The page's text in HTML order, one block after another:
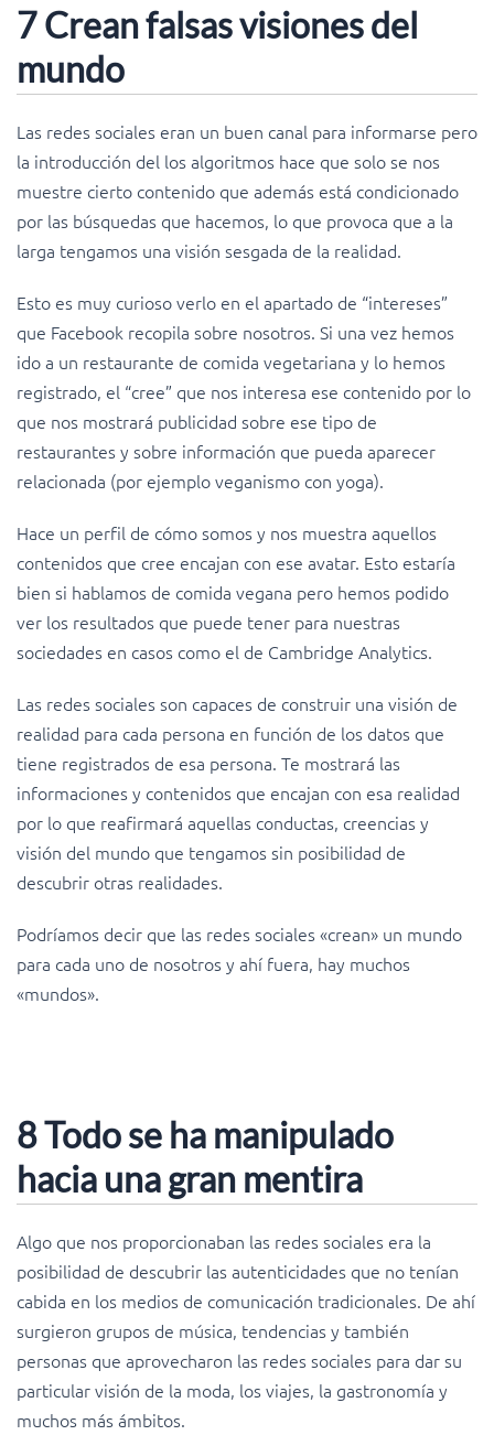
7 Crean falsas visiones del
mundo
Las redes sociales eran un buen canal para informarse pero
la introducción del los algoritmos hace que solo se nos
muestre cierto contenido que además está condicionado
por las búsquedas que hacemos, lo que provoca que a la
larga tengamos una visión sesgada de la realidad.
Esto es muy curioso verlo en el apartado de “intereses”
que Facebook recopila sobre nosotros. Si una vez hemos
ido a un restaurante de comida vegetariana y lo hemos
registrado, el “cree” que nos interesa ese contenido por lo
que nos mostrará publicidad sobre ese tipo de
restaurantes y sobre información que pueda aparecer
relacionada (por ejemplo veganismo con yoga).
Hace un perfil de cómo somos y nos muestra aquellos
contenidos que cree encajan con ese avatar. Esto estaría
bien si hablamos de comida vegana pero hemos podido
ver los resultados que puede tener para nuestras
sociedades en casos como el de Cambridge Analytics.
Las redes sociales son capaces de construir una visión de
realidad para cada persona en función de los datos que
tiene registrados de esa persona. Te mostrará las
informaciones y contenidos que encajan con esa realidad
por lo que reafirmará aquellas conductas, creencias y
visión del mundo que tengamos sin posibilidad de
descubrir otras realidades.
Podríamos decir que las redes sociales «crean» un mundo
para cada uno de nosotros y ahí fuera, hay muchos
«mundos».
8 Todo se ha manipulado
hacia una gran mentira
Algo que nos proporcionaban las redes sociales era la
posibilidad de descubrir las autenticidades que no tenían
cabida en los medios de comunicación tradicionales. De ahí
surgieron grupos de música, tendencias y también
personas que aprovecharon las redes sociales para dar su
particular visión de la moda, los viajes, la gastronomía y
muchos más ámbitos.